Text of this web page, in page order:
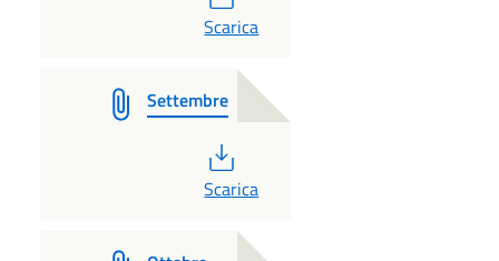
PDF
Scarica
Settembre
PDF
Scarica